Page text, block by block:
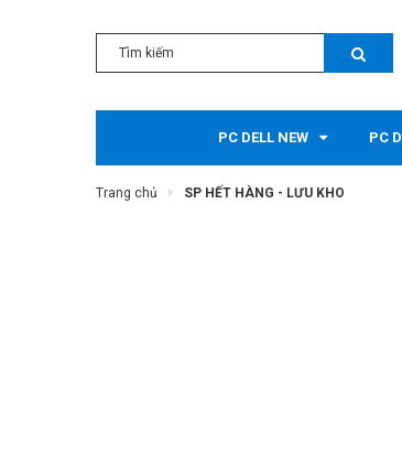
PC DELL NEW PC
Trang chủ SP HẾT HÀNG - LƯU KHO